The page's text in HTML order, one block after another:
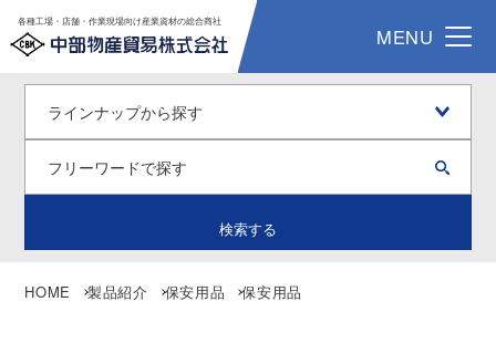
各種工場・店舗・作業現場向け産業資材の総合商社
MENU
検索する
HOME 製品紹介 保安用品 保安用品